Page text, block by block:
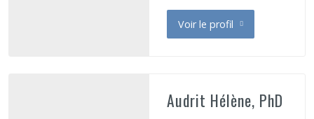
Voir le profil
de Arcand Jean-François
Audrit Hélène, PhD